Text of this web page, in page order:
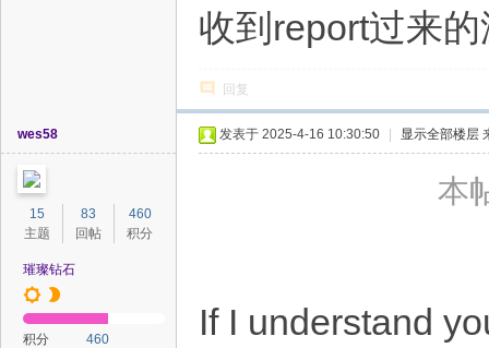
收到report过来
回复
wes58
15
主题
83
回帖
460
积分
璀璨钻石
积分
460
发表于 2025-4-16 10:30:50 显示全部楼层
本
If I understand